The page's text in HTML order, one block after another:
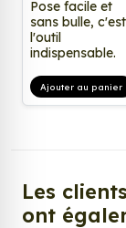
Pose facile et
sans bulle, c'est
l'outil
indispensable.
Ajouter au panier
Les
ont